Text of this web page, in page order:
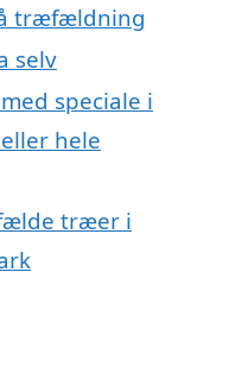
træfældning
selv
speciale i
hele
træer i